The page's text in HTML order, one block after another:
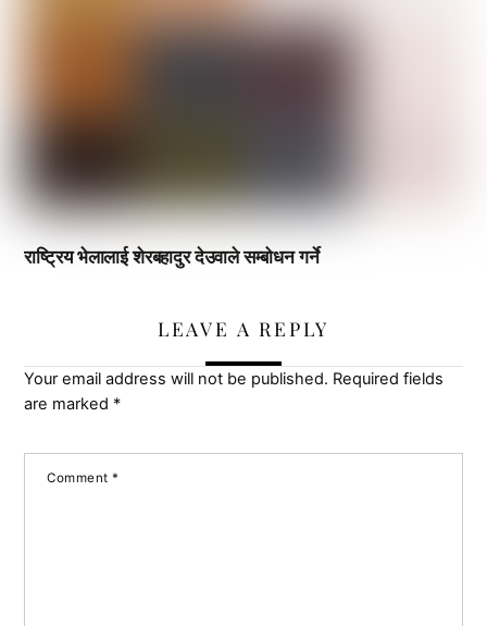
राष्ट्रिय भेलालाई शेरबहादुर देउवाले सम्बोधन गर्ने
LEAVE A REPLY
Your email address will not be published. Required fields
are marked *
Comment*